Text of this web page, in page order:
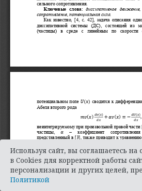
Используя сайт, вы соглашаетесь
в Cookies для корректной работы
персонализации и других целей,
Политикой